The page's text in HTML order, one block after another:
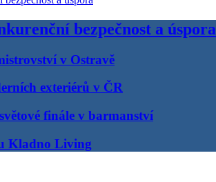
bezpečnost a úspora
v Ostravě
exteriérů v ČR
finále v barmanství
Kladno Living